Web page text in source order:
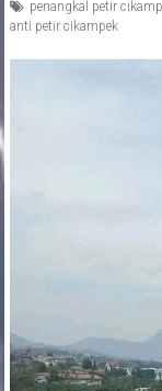
penangkal petir
anti petir cikampek